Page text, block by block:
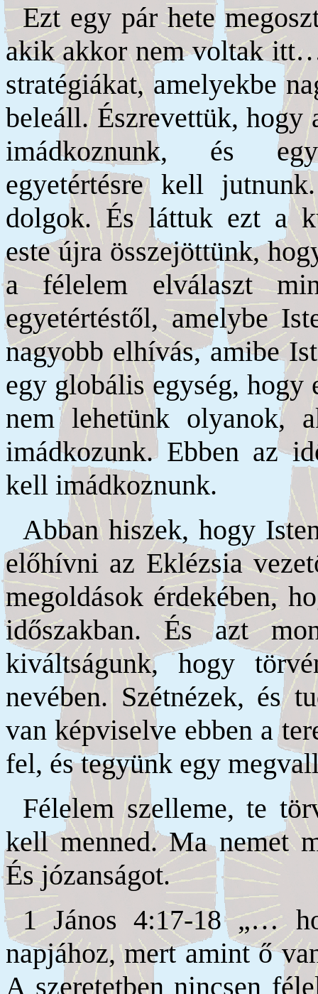
Ezt egy pár hete
akik akkor nem voltak
stratégiákat, amelyekbe
beleáll. Észrevettük,
imádkoznunk, és
egyetértésre kell
dolgok. És láttuk ezt a
este újra összejöttünk,
a félelem elválaszt
egyetértéstől, amelybe
nagyobb elhívás, amibe
egy globális egység,
nem lehetünk olyanok,
imádkozunk. Ebben az
kell imádkoznunk.
Abban hiszek, hogy
előhívni az Eklézsia
megoldások érdekében,
időszakban. És azt
kiváltságunk, hogy
nevében. Szétnézek, és
van képviselve ebben a
fel, és tegyünk egy
Félelem szelleme, te
kell menned. Ma nemet
És józanságot.
1 János 4:17-18 „…
napjához, mert amint ő
A szeretetben nincsen